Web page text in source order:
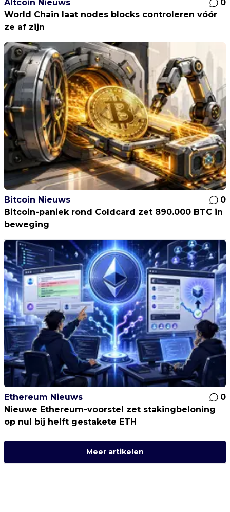
Altcoin Nieuws
0
World Chain laat nodes blocks controleren vóór
ze af zijn
Bitcoin Nieuws
0
Bitcoin-paniek rond Coldcard zet 890.000 BTC in
beweging
Ethereum Nieuws
0
Nieuwe Ethereum-voorstel zet stakingbeloning
op nul bij helft gestakete ETH
Meer artikelen